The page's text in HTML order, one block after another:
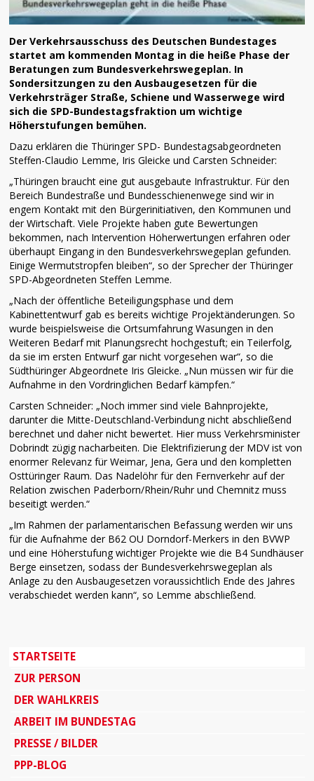
Der Verkehrsausschuss des Deutschen Bundestages
startet am kommenden Montag in die heiße Phase der
Beratungen zum Bundesverkehrswegeplan. In
Sondersitzungen zu den Ausbaugesetzen für die
Verkehrsträger Straße, Schiene und Wasserwege wird
sich die SPD-Bundestagsfraktion um wichtige
Höherstufungen bemühen.
Dazu erklären die Thüringer SPD- Bundestagsabgeordneten
Steffen-Claudio Lemme, Iris Gleicke und Carsten Schneider:
„Thüringen braucht eine gut ausgebaute Infrastruktur. Für den
Bereich Bundestraße und Bundesschienenwege sind wir in
engem Kontakt mit den Bürgerinitiativen, den Kommunen und
der Wirtschaft. Viele Projekte haben gute Bewertungen
bekommen, nach Intervention Höherwertungen erfahren oder
überhaupt Eingang in den Bundesverkehrswegeplan gefunden.
Einige Wermutstropfen bleiben“, so der Sprecher der Thüringer
SPD-Abgeordneten Steffen Lemme.
„Nach der öffentliche Beteiligungsphase und dem
Kabinettentwurf gab es bereits wichtige Projektänderungen. So
wurde beispielsweise die Ortsumfahrung Wasungen in den
Weiteren Bedarf mit Planungsrecht hochgestuft; ein Teilerfolg,
da sie im ersten Entwurf gar nicht vorgesehen war“, so die
Südthüringer Abgeordnete Iris Gleicke. „Nun müssen wir für die
Aufnahme in den Vordringlichen Bedarf kämpfen.“
Carsten Schneider: „Noch immer sind viele Bahnprojekte,
darunter die Mitte-Deutschland-Verbindung nicht abschließend
berechnet und daher nicht bewertet. Hier muss Verkehrsminister
Dobrindt zügig nacharbeiten. Die Elektrifizierung der MDV ist von
enormer Relevanz für Weimar, Jena, Gera und den kompletten
Osttüringer Raum. Das Nadelöhr für den Fernverkehr auf der
Relation zwischen Paderborn/Rhein/Ruhr und Chemnitz muss
beseitigt werden.“
„Im Rahmen der parlamentarischen Befassung werden wir uns
für die Aufnahme der B62 OU Dorndorf-Merkers in den BVWP
und eine Höherstufung wichtiger Projekte wie die B4 Sundhäuser
Berge einsetzen, sodass der Bundesverkehrswegeplan als
Anlage zu den Ausbaugesetzen voraussichtlich Ende des Jahres
verabschiedet werden kann“, so Lemme abschließend.
STARTSEITE
ZUR PERSON
DER WAHLKREIS
ARBEIT IM BUNDESTAG
PRESSE / BILDER
PPP-BLOG